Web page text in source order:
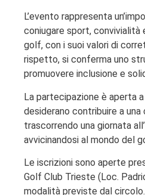
L’evento rappresenta
coniugare sport, convivialità
golf, con i suoi valori di
rispetto, si conferma uno
promuovere inclusione e
La partecipazione è aperta
desiderano contribuire a
trascorrendo una giornata
avvicinandosi al mondo del
Le iscrizioni sono aperte
Golf Club Trieste (Loc.
modalità previste dal circolo.